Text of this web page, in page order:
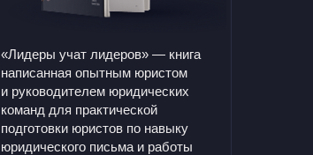
«Лидеры учат лидеров» — книга
написанная опытным юристом
и руководителем юридических
команд для практической
подготовки юристов по навыку
юридического письма и работы